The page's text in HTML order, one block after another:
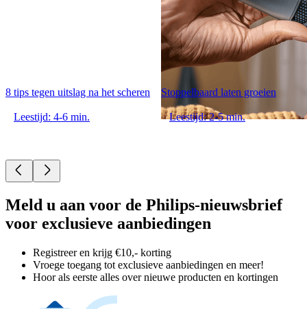
8 tips tegen uitslag na het scheren
Leestijd: 4-6 min.
Stoppelbaard laten groeien
Leestijd: 2-5 min.
Meld u aan voor de Philips-nieuwsbrief
voor exclusieve aanbiedingen
Registreer en krijg €10,- korting
Vroege toegang tot exclusieve aanbiedingen en meer!
Hoor als eerste alles over nieuwe producten en kortingen